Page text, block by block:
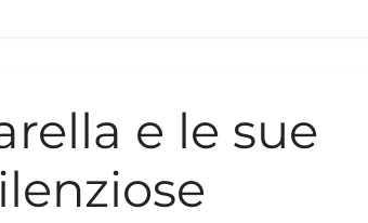
e le sue